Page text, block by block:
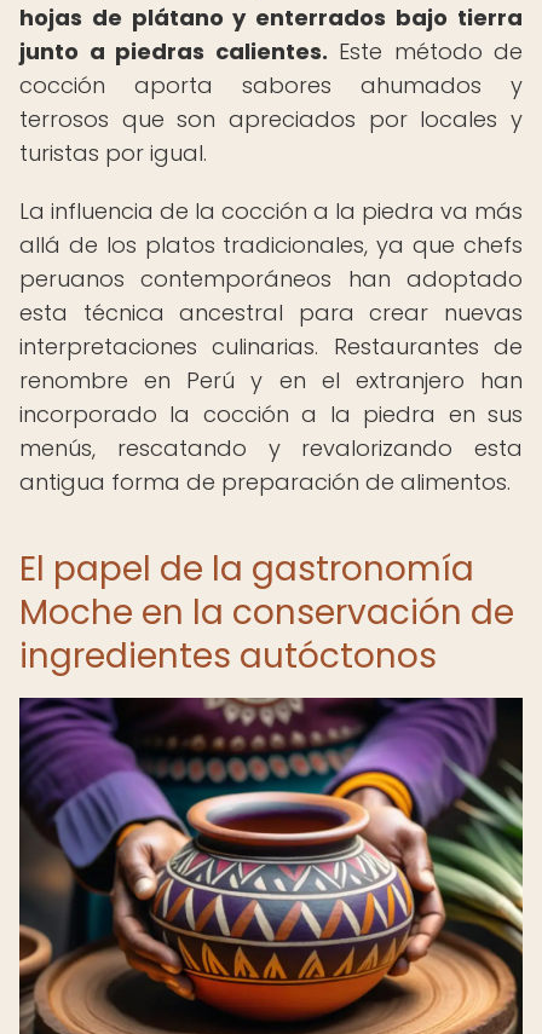
hojas de plátano y enterrados bajo tierra
junto a piedras calientes. Este método de
cocción aporta sabores ahumados y
terrosos que son apreciados por locales y
turistas por igual.
La influencia de la cocción a la piedra va más
allá de los platos tradicionales, ya que chefs
peruanos contemporáneos han adoptado
esta técnica ancestral para crear nuevas
interpretaciones culinarias. Restaurantes de
renombre en Perú y en el extranjero han
incorporado la cocción a la piedra en sus
menús, rescatando y revalorizando esta
antigua forma de preparación de alimentos.
El papel de la gastronomía
Moche en la conservación de
ingredientes autóctonos